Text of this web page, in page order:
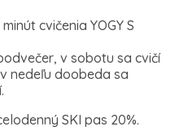
cvičenia YOGY S
v sobotu sa cvičí
nedeľu doobeda sa
SKI pas 20%.